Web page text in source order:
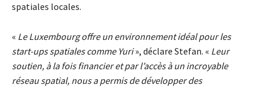
spatiales locales.
« Le Luxembourg offre un environnement idéal pour les
start-ups spatiales comme Yuri», déclare Stefan. « Leur
soutien, à la fois financier et par l’accès à un incroyable
réseau spatial, nous a permis de développer des